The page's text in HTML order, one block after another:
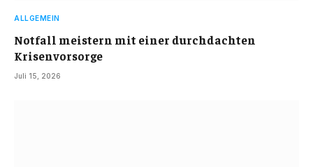
ALLGEMEIN
Notfall meistern mit einer durchdachten
Krisenvorsorge
Juli 15, 2026